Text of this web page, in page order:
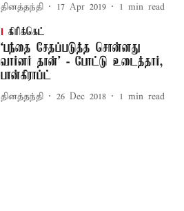
தினத்தந்தி 17 Apr 2019 1 min read
கிரிக்கெட்
‘பந்தை சேதப்படுத்த சொன்னது
வார்னர் தான்’ - போட்டு உடைத்தார்,
பான்கிராப்ட்
தினத்தந்தி 26 Dec 2018 1 min read